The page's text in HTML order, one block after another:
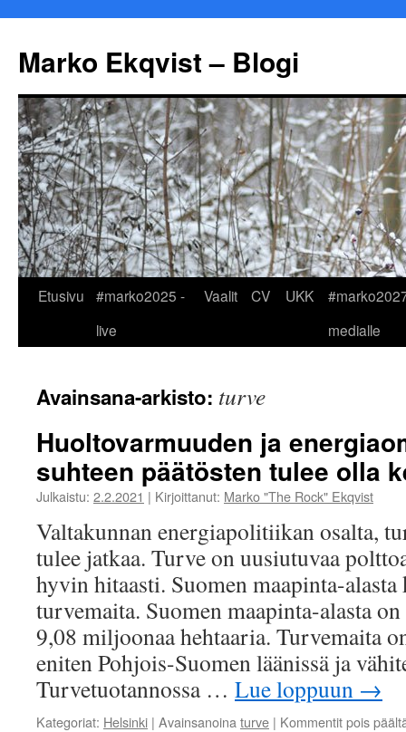
Marko Ekqvist – Blogi
Siirry
Etusivu
#marko2025 -
live
Vaalit CV UKK
medialle
Avainsana-arkisto: turve
Huoltovarmuuden ja
suhteen päätösten tulee olla
Julkaistu: 2.2.2021 | Kirjoittanut: Marko "The Rock" Ekqvist
Valtakunnan energiapolitiikan osalta,
tulee jatkaa. Turve on uusiutuvaa
hyvin hitaasti. Suomen maapinta-alasta
turvemaita. Suomen maapinta-alasta
9,08 miljoonaa hehtaaria. Turvemaita
eniten Pohjois-Suomen läänissä ja
Turvetuotannossa … Lue loppuun →
Kategoriat: Helsinki | Avainsanoina turve | Kommentit pois